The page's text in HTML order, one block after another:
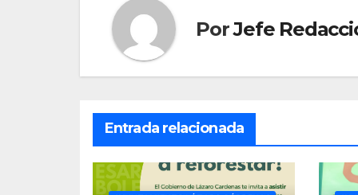
PorJefe
Entrada relacionada